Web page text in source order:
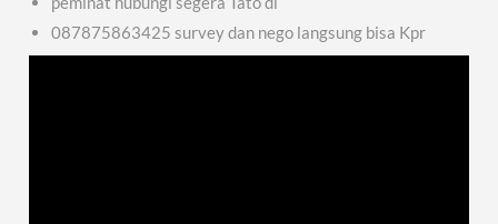
087875863425 survey dan nego langsung bisa Kpr